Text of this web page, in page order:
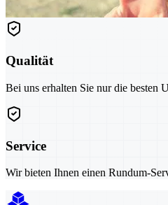
Qualität
Bei uns erhalten Sie nur die besten
Service
Wir bieten Ihnen einen Rundum-